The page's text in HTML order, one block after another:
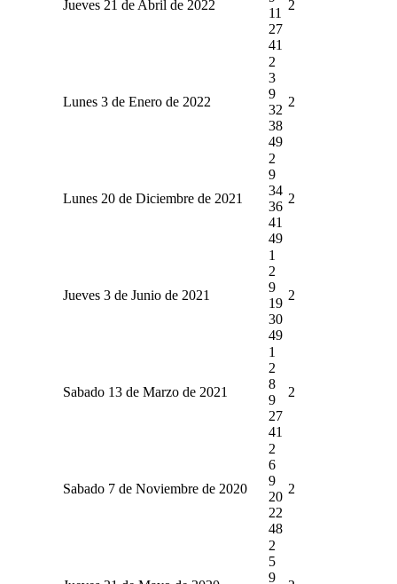
Jueves 21 de Abril de 2022
11
27
41
2
Lunes 3 de Enero de 2022
2
3
9
32
38
49
2
Lunes 20 de Diciembre de 2021
2
9
34
36
41
49
2
Jueves 3 de Junio de 2021
1
2
9
19
30
49
2
Sabado 13 de Marzo de 2021
1
2
8
9
27
41
2
Sabado 7 de Noviembre de 2020
2
6
9
20
22
48
2
2
5
9